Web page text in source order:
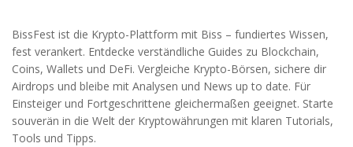
BissFest ist die Krypto-Plattform mit Biss – fundiertes Wissen,
fest verankert. Entdecke verständliche Guides zu Blockchain,
Coins, Wallets und DeFi. Vergleiche Krypto-Börsen, sichere dir
Airdrops und bleibe mit Analysen und News up to date. Für
Einsteiger und Fortgeschrittene gleichermaßen geeignet. Starte
souverän in die Welt der Kryptowährungen mit klaren Tutorials,
Tools und Tipps.